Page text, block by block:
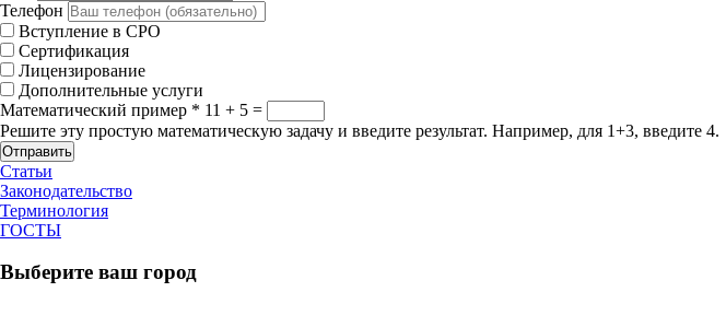
Телефон
Вступление в СРО
Сертификация
Лицензирование
Дополнительные услуги
Математический пример * 11 + 5 =
Решите эту простую математическую задачу и введите результат. Например, для 1+3, введите 4.
Отправить
Статьи
Законодательство
Терминология
ГОСТЫ
Выберите ваш город